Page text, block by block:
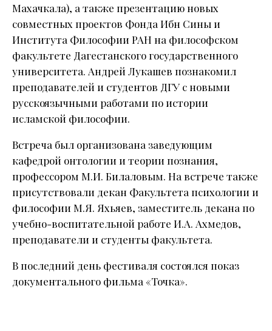
Махачкала), а также презентацию новых
совместных проектов Фонда Ибн Сины и
Института Философии РАН на философском
факультете Дагестанского государственного
университета. Андрей Лукашев познакомил
преподавателей и студентов ДГУ с новыми
русскоязычными работами по истории
исламской философии.
Встреча был организована заведующим
кафедрой онтологии и теории познания,
профессором М.И. Билаловым. На встрече также
присутствовали декан Факультета психологии и
философии М.Я. Яхьяев, заместитель декана по
учебно-воспитательной работе И.А. Ахмедов,
преподаватели и студенты факультета.
В последний день фестиваля состоялся показ
документального фильма «Точка».